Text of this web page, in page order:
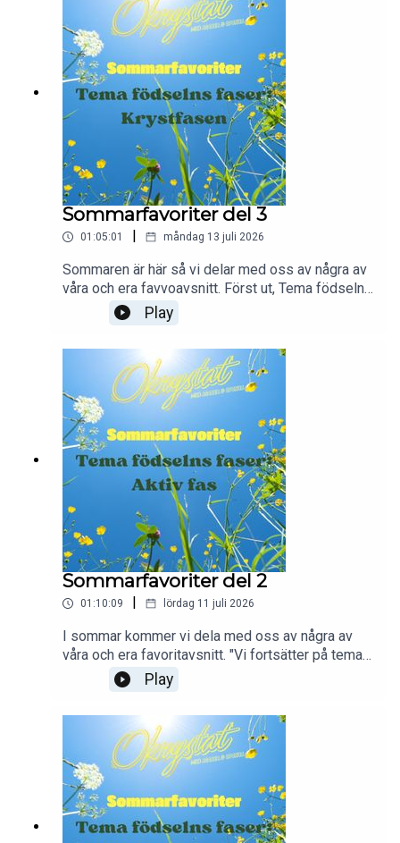
Sommarfavoriter del 3
01:05:01 måndag 13 juli 2026
Sommaren är här så vi delar med oss av några av
våra och era favvoavsnitt. Först ut, Tema födselns
faser!"Del tre i vårt tema om födselns faser är
kommen. Idag går vi igenom den mytomspunna
krysfasen. Vad man kan vänta sig, hur olika det
kan vara, vad man får och inte får göra! All that
good stuff. Hoppas ni gillar!"
Play
Sommarfavoriter del 2
01:10:09 lördag 11 juli 2026
I sommar kommer vi dela med oss av några av
våra och era favoritavsnitt. "Vi fortsätter på temat
"förlossningens faser". Förra veckan pratade vi
om "latensfasen" (mognadsfasen) och i veckans
avsnittet går vi igenom det som brukar kallas
aktiv fas eller den DJUPA fasen som vi föredrar
att kalla den. Enjoy!"
Play